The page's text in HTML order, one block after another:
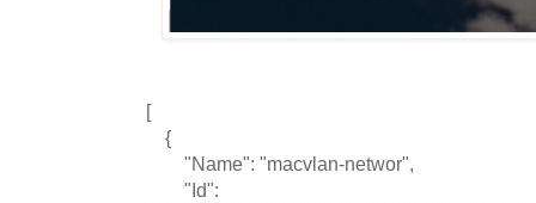
[
{
"Name": "macvlan-networ",
"Id":